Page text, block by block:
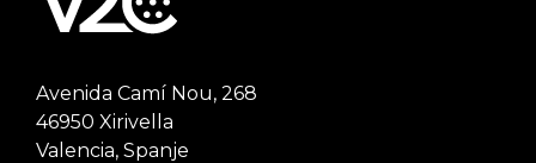
Avenida Camí Nou, 268
46950 Xirivella
Valencia, Spanje